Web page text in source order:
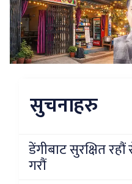
सुचनाहरु
डेंगीबाट सुरक्षित
गरौं